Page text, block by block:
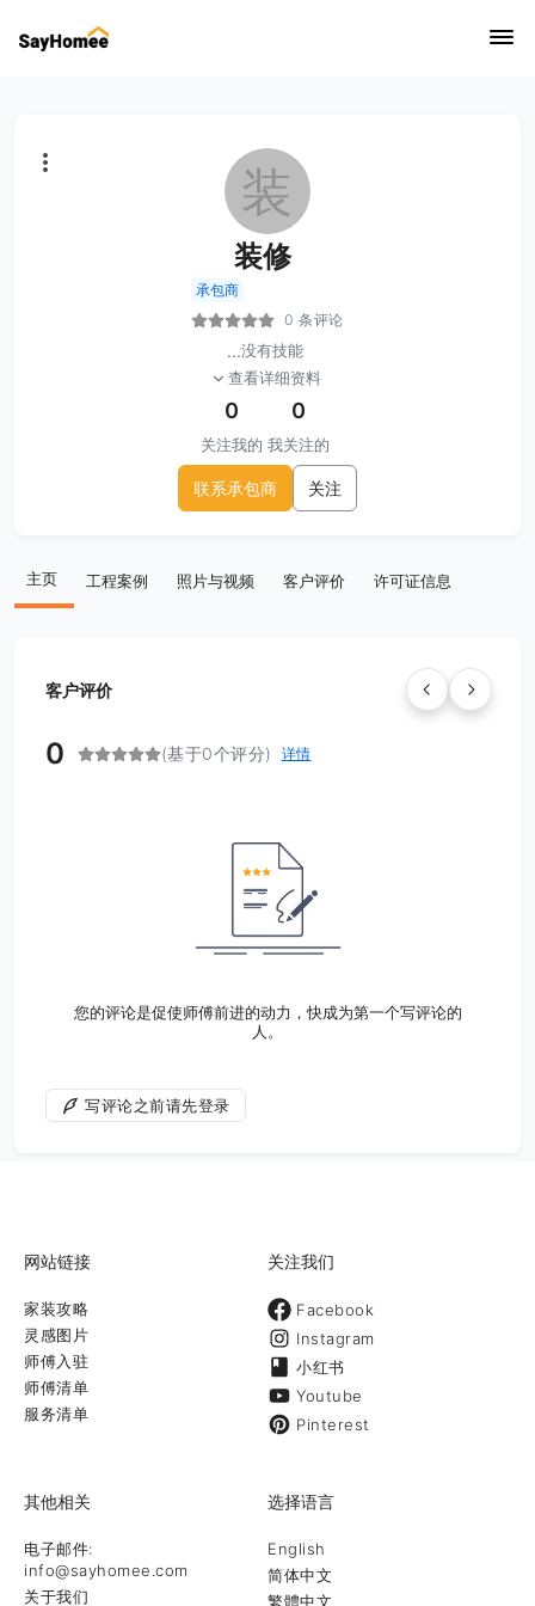
装
装修
承包商
0 条评论
...没有技能
查看详细资料
0
关注我的
0
我关注的
联系承包商 关注
主页 工程案例 照片与视频 客户评价 许可证信息
客户评价
0 (基于0个评分) 详情
您的评论是促使师傅前进的动力，快成为第一个写评论的
人。
写评论之前请先登录
网站链接
家装攻略
灵感图片
师傅入驻
师傅清单
服务清单
关注我们
Facebook
Instagram
小红书
Youtube
Pinterest
其他相关
电子邮件:
info@sayhomee.com
关于我们
选择语言
English
简体中文
繁體中文